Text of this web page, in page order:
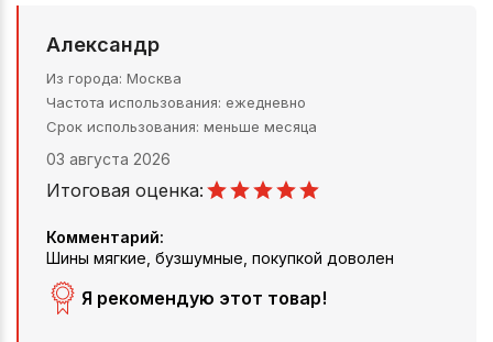
Александр
Из города Москва
Частота использования ежедневно
Срок использования меньше месяца
03 августа 2026
Итоговая оценка:
Комментарий:
Шины мягкие, бузшумные, покупкой доволен
Я рекомендую этот товар!